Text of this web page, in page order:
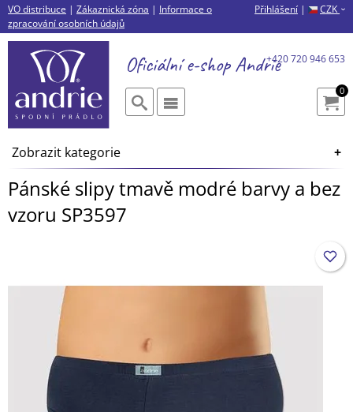
Přihlášení | CZK ›
VO distribuce | Zákaznická zóna | Informace o
zpracování osobních údajů
Oficiální e-shopAndrie
0
+420 720 946 653
Zobrazit kategorie
Pánské slipy tmavě modré barvy a bez
vzoru SP3597